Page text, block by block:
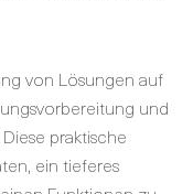
von Lösungen auf
und
praktische
ein tieferes